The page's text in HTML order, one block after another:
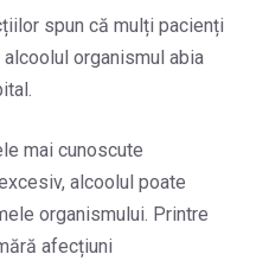
spun că mulți pacienți
organismul abia
mai cunoscute
alcoolul poate
organismului. Printre
afecțiuni